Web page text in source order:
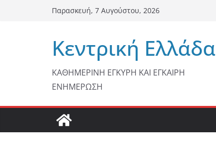
Παρασκευή, 7 Αυγούστου, 2026
Κεντρική Ελλάδα
ΚΑΘΗΜΕΡΙΝΗ ΕΓΚΥΡΗ ΚΑΙ ΕΓΚΑΙΡΗ
ΕΝΗΜΕΡΩΣΗ